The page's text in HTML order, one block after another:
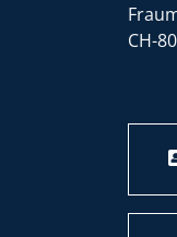
CH-